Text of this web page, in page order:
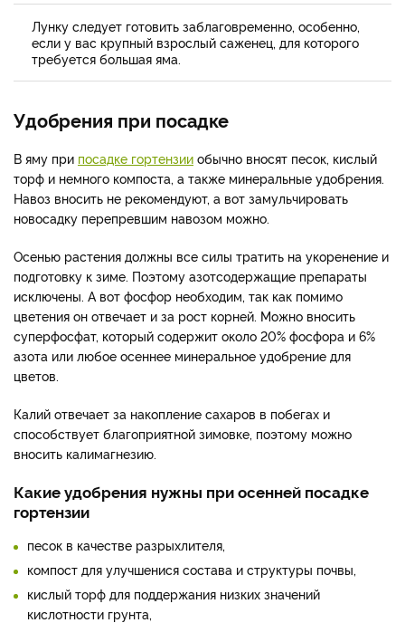
Лунку следует готовить заблаговременно, особенно,
если у вас крупный взрослый саженец, для которого
требуется большая яма.
Удобрения при посадке
В яму при посадке гортензии обычно вносят песок, кислый
торф и немного компоста, а также минеральные удобрения.
Навоз вносить не рекомендуют, а вот замульчировать
новосадку перепревшим навозом можно.
Осенью растения должны все силы тратить на укоренение и
подготовку к зиме. Поэтому азотсодержащие препараты
исключены. А вот фосфор необходим, так как помимо
цветения он отвечает и за рост корней. Можно вносить
суперфосфат, который содержит около 20% фосфора и 6%
азота или любое осеннее минеральное удобрение для
цветов.
Калий отвечает за накопление сахаров в побегах и
способствует благоприятной зимовке, поэтому можно
вносить калимагнезию.
Какие удобрения нужны при осенней посадке
гортензии
песок в качестве разрыхлителя,
компост для улучшенися состава и структуры почвы,
кислый торф для поддержания низких значений
кислотности грунта,